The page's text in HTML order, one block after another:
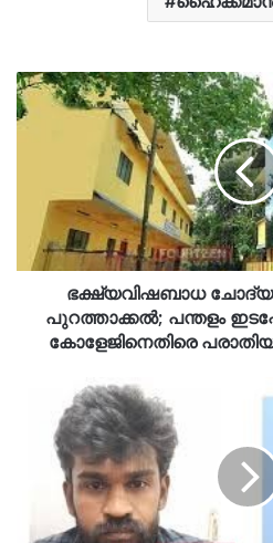
ഭക്ഷ്യവിഷബാധ
പുറത്താക്കൽ; പന്തളം
കോളേജിനെതിരെ